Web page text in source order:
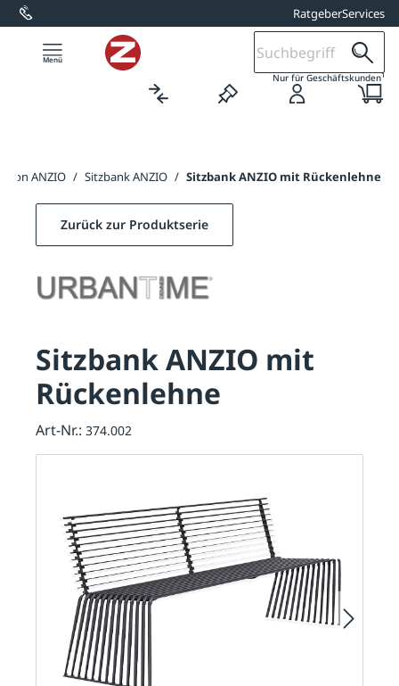
springen RatgeberServices
Nur für Geschäftskunden1
ANZIO / Sitzbank ANZIO / Sitzbank ANZIO mit Rückenlehne
Zurück zur Produktserie
Sitzbank ANZIO mit
Rückenlehne
Art-Nr.: 374.002